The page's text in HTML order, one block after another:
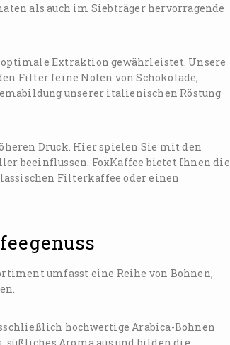
als auch im Siebträger hervorragende
Extraktion gewährleistet. Unsere
Filter feine Noten von Schokolade,
unserer italienischen Röstung
Druck. Hier spielen Sie mit den
beeinflussen. FoxKaffee bietet Ihnen die
Filterkaffee oder einen
umfasst eine Reihe von Bohnen,
hochwertige Arabica-Bohnen